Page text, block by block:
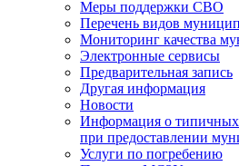
Меры поддержки СВО
Перечень видов
Мониторинг качества
Электронные сервисы
Предварительная запись
Другая информация
Новости
Информация о
при предоставлении
Услуги по погребению